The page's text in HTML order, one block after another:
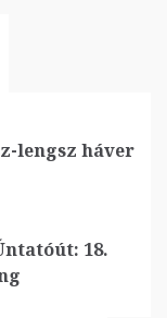
lengsz háver
18.